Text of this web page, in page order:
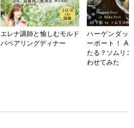
エレナ講師と愉しむモルド
バペアリングディナー
ハーゲンダッ
ーポート！ AI
たる？ソムリ
わせてみた